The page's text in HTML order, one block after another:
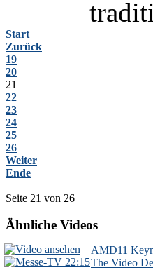
Start
Zurück
19
20
21
22
23
24
25
26
Weiter
Ende
Seite 21 von 26
Ähnliche Videos
22:15
AMD11
The Video